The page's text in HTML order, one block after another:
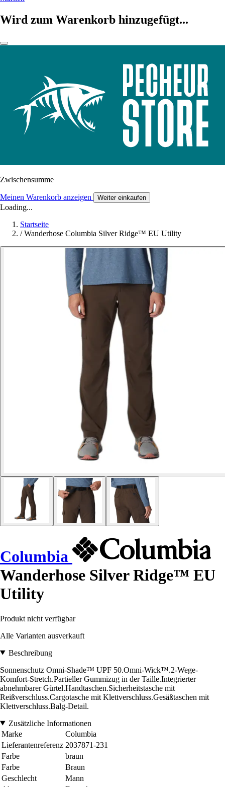
Wird zum Warenkorb hinzugefügt...
Zwischensumme
Meinen Warenkorb anzeigen Weiter einkaufen
Loading...
Startseite
/ Wanderhose Columbia Silver Ridge™ EU Utility
Columbia
Wanderhose Silver Ridge™ EU
Utility
Produkt nicht verfügbar
Alle Varianten ausverkauft
Beschreibung
Sonnenschutz Omni-Shade™ UPF 50.Omni-Wick™.2-Wege-
Komfort-Stretch.Partieller Gummizug in der Taille.Integrierter
abnehmbarer Gürtel.Handtaschen.Sicherheitstasche mit
Reißverschluss.Cargotasche mit Klettverschluss.Gesäßtaschen mit
Klettverschluss.Balg-Detail.
Zusätzliche Informationen
Marke
Columbia
Lieferantenreferenz 2037871-231
Farbe
braun
Farbe
Braun
Geschlecht
Mann